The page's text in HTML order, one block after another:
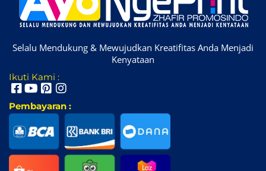
Selalu Mendukung & Mewujudkan Kreatifitas Anda Menjadi
Kenyataan
Ikuti Kami :
Pembayaran :